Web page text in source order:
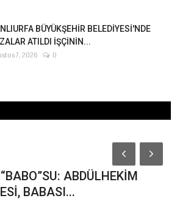
BÜYÜKŞEHİR BELEDİYESİ'NDE
ATILDI İŞÇİNİN...
7, 2026 0
ABDÜLHEKİM
BABASI...